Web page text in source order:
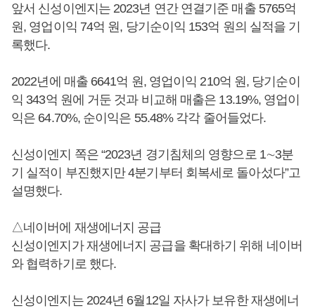
앞서 신성이엔지는 2023년 연간 연결기준 매출 5765억
원, 영업이익 74억 원, 당기순이익 153억 원의 실적을 기
록했다.
2022년에 매출 6641억 원, 영업이익 210억 원, 당기순이
익 343억 원에 거둔 것과 비교해 매출은 13.19%, 영업이
익은 64.70%, 순이익은 55.48% 각각 줄어들었다.
신성이엔지 쪽은 “2023년 경기침체의 영향으로 1∼3분
기 실적이 부진했지만 4분기부터 회복세로 돌아섰다”고
설명했다.
△네이버에 재생에너지 공급
신성이엔지가 재생에너지 공급을 확대하기 위해 네이버
와 협력하기로 했다.
신성이엔지는 2024년 6월12일 자사가 보유한 재생에너